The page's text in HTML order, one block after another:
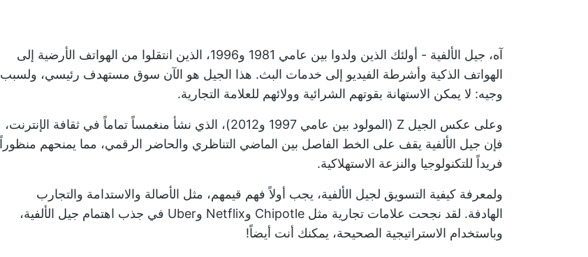
آه، جيل الألفية - أولئك الذين ولدوا بين عامي 1981 و1996، الذين انتقلوا من الهواتف الأرضية إلى
الهواتف الذكية وأشرطة الفيديو إلى خدمات البث. هذا الجيل هو الآن سوق مستهدف رئيسي، ولسبب
وجيه: لا يمكن الاستهانة بقوتهم الشرائية وولائهم للعلامة التجارية.
وعلى عكس الجيل Z (المولود بين عامي 1997 و2012)، الذي نشأ منغمساً تماماً في ثقافة الإنترنت،
فإن جيل الألفية يقف على الخط الفاصل بين الماضي التناظري والحاضر الرقمي، مما يمنحهم منظوراً
فريداً للتكنولوجيا والنزعة الاستهلاكية.
ولمعرفة كيفية التسويق لجيل الألفية، يجب أولاً فهم قيمهم، مثل الأصالة والاستدامة والتجارب
الهادفة. لقد نجحت علامات تجارية مثل Chipotle وNetflix وUber في جذب اهتمام جيل الألفية،
وباستخدام الاستراتيجية الصحيحة، يمكنك أنت أيضاً!